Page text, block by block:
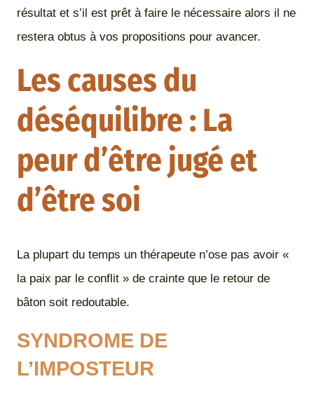
résultat et s’il est prêt à faire le nécessaire alors il ne
restera obtus à vos propositions pour avancer.
Les causes du
déséquilibre : La
peur d’être jugé et
d’être soi
La plupart du temps un thérapeute n’ose pas avoir «
la paix par le conflit » de crainte que le retour de
bâton soit redoutable.
SYNDROME DE
L’IMPOSTEUR